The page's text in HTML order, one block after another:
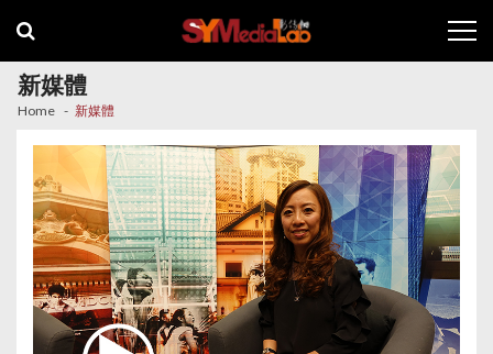
navigation
content
新媒體
Home 新媒體